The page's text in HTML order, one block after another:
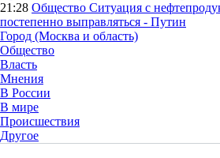
21:28 Общество Ситуация с
постепенно выправляться - Путин
Город (Москва и область)
Общество
Власть
Мнения
В России
В мире
Происшествия
Другое